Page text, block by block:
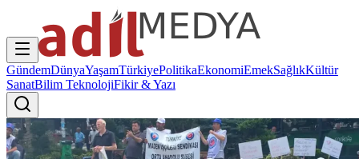
GündemDünyaYaşamTürkiyePolitikaEkonomiEmekSağlıkKültür
SanatBilim TeknolojiFikir & Yazı